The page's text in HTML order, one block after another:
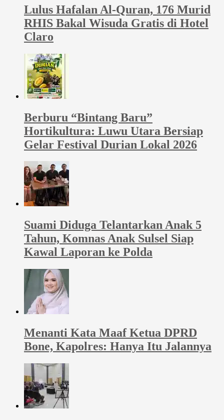
Lulus Hafalan Al-Quran, 176 Murid
RHIS Bakal Wisuda Gratis di Hotel
Claro
Berburu “Bintang Baru”
Hortikultura: Luwu Utara Bersiap
Gelar Festival Durian Lokal 2026
Suami Diduga Telantarkan Anak 5
Tahun, Komnas Anak Sulsel Siap
Kawal Laporan ke Polda
Menanti Kata Maaf Ketua DPRD
Bone, Kapolres: Hanya Itu Jalannya